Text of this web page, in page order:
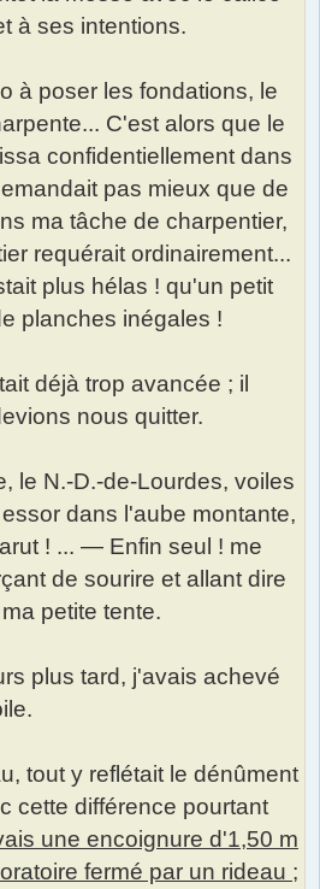
à ses intentions.
à poser les fondations, le
C'est alors que le
confidentiellement dans
pas mieux que de
ma tâche de charpentier,
requérait ordinairement...
plus hélas ! qu'un petit
planches inégales !
déjà trop avancée ; il
nous quitter.
le N.-D.-de-Lourdes, voiles
dans l'aube montante,
! ... — Enfin seul ! me
de sourire et allant dire
petite tente.
plus tard, j'avais achevé
tout y reflétait le dénûment
cette différence pourtant
une encoignure d'1,50 m
fermé par un rideau ;